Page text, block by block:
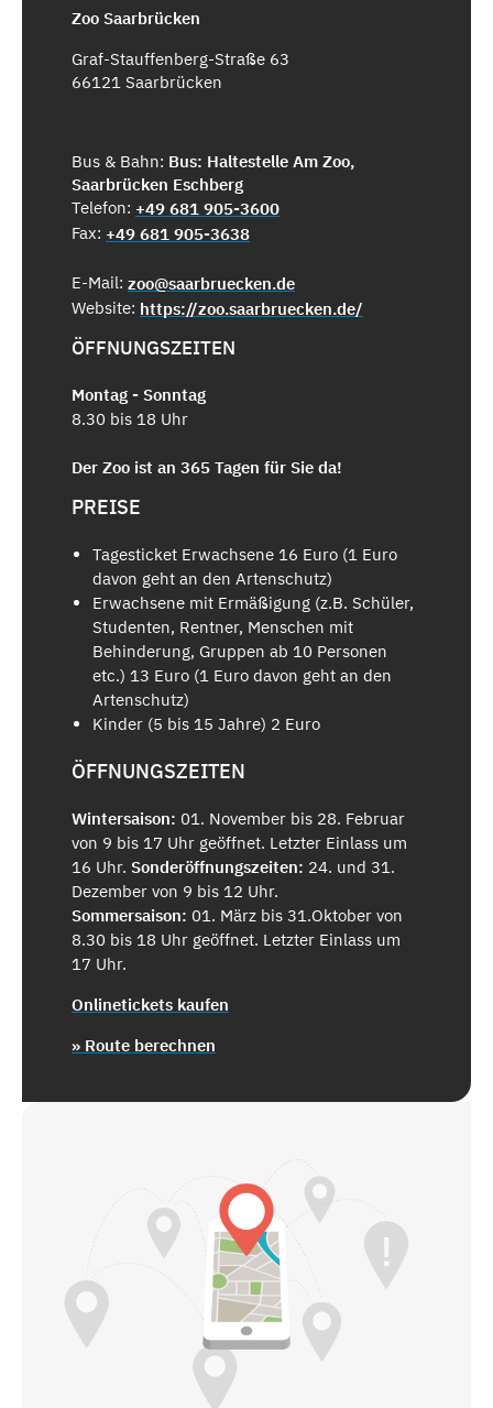
Zoo Saarbrücken
Graf-Stauffenberg-Straße 63
66121 Saarbrücken
Bus & Bahn: Bus: Haltestelle Am Zoo,
Saarbrücken Eschberg
Telefon: +49 681 905-3600
Fax: +49 681 905-3638
E-Mail: zoo@saarbruecken.de
Website: https://zoo.saarbruecken.de/
ÖFFNUNGSZEITEN
Montag - Sonntag
8.30 bis 18 Uhr
Der Zoo ist an 365 Tagen für Sie da!
PREISE
Tagesticket Erwachsene 16 Euro (1 Euro
davon geht an den Artenschutz)
Erwachsene mit Ermäßigung (z.B. Schüler,
Studenten, Rentner, Menschen mit
Behinderung, Gruppen ab 10 Personen
etc.) 13 Euro (1 Euro davon geht an den
Artenschutz)
Kinder (5 bis 15 Jahre) 2 Euro
ÖFFNUNGSZEITEN
Wintersaison: 01. November bis 28. Februar
von 9 bis 17 Uhr geöffnet. Letzter Einlass um
16 Uhr. Sonderöffnungszeiten: 24. und 31.
Dezember von 9 bis 12 Uhr.
Sommersaison: 01. März bis 31.Oktober von
8.30 bis 18 Uhr geöffnet. Letzter Einlass um
17 Uhr.
Onlinetickets kaufen
» Route berechnen